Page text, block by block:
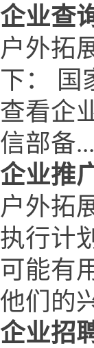
企业查
户外拓
下： 国
查看企
信部备...
企业推
户外拓
执行计
可能有
他们的
企业招